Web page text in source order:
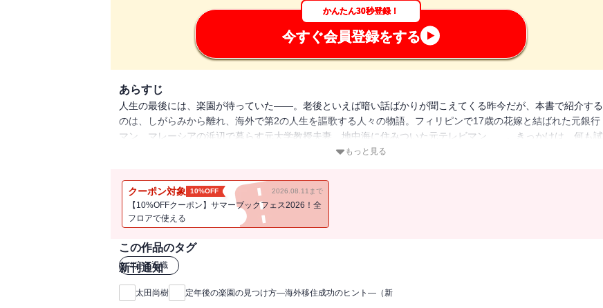
かんたん30秒登録！
今すぐ会員登録をする
あらすじ
人生の最後には、楽園が待っていた――。老後といえば暗い話ばかりが聞こえてくる昨今だが、本書で紹介する
のは、しがらみから離れ、海外で第2の人生を謳歌する人々の物語。フィリピンで17歳の花嫁と結ばれた元銀行
マン、マレーシアの浜辺で暮らす元大学教授夫妻、地中海に住みついた元テレビマン……。きっかけは、何も試
さないで老後を迎えることへの軽い疑問だった。「豊かな定年後」のためのヒントがここに。
もっと見る
クーポン対象 10%OFF 2026.08.11まで
【10%OFFクーポン】サマーブックフェス2026！全
フロアで使える
この作品のタグ
#定年退職
新刊通知
太田尚樹 定年後の楽園の見つけ方―海外移住成功のヒント―（新